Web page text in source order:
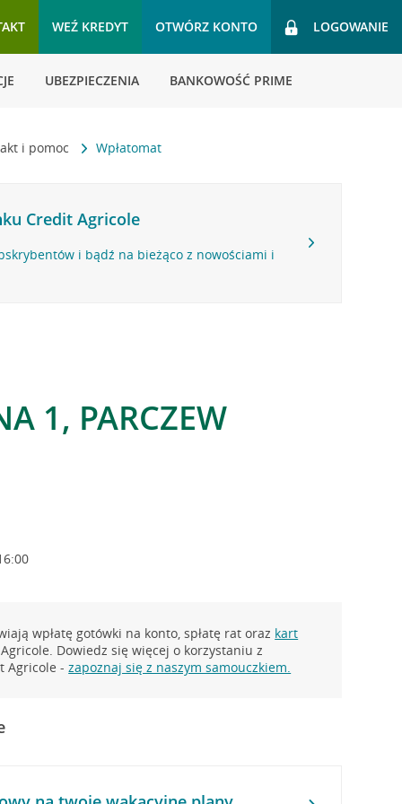
WEŹ KREDYT OTWÓRZ KONTO LOGOWANIE
UBEZPIECZENIA BANKOWOŚĆ PRIME
i pomoc Wpłatomat
Credit Agricole
i bądź na bieżąco z nowościami i
1, PARCZEW
wpłatę gotówki na konto, spłatę rat oraz kart
Dowiedz się więcej o korzystaniu z
Agricole -zapoznaj się z naszym samouczkiem.